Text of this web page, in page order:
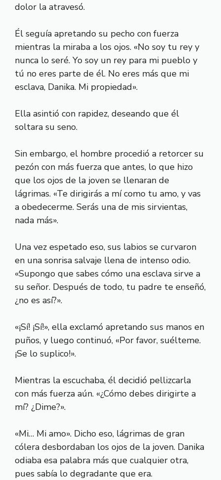
dolor la atravesó.
Él seguía apretando su pecho con fuerza
mientras la miraba a los ojos. «No soy tu rey y
nunca lo seré. Yo soy un rey para mi pueblo y
tú no eres parte de él. No eres más que mi
esclava, Danika. Mi propiedad».
Ella asintió con rapidez, deseando que él
soltara su seno.
Sin embargo, el hombre procedió a retorcer su
pezón con más fuerza que antes, lo que hizo
que los ojos de la joven se llenaran de
lágrimas. «Te dirigirás a mí como tu amo, y vas
a obedecerme. Serás una de mis sirvientas,
nada más».
Una vez espetado eso, sus labios se curvaron
en una sonrisa salvaje llena de intenso odio.
«Supongo que sabes cómo una esclava sirve a
su señor. Después de todo, tu padre te enseñó,
¿no es así?».
«¡Sí! ¡Sí!», ella exclamó apretando sus manos en
puños, y luego continuó, «Por favor, suélteme.
¡Se lo suplico!».
Mientras la escuchaba, él decidió pellizcarla
con más fuerza aún. «¿Cómo debes dirigirte a
mí? ¿Dime?».
«Mi… Mi amo». Dicho eso, lágrimas de gran
cólera desbordaban los ojos de la joven. Danika
odiaba esa palabra más que cualquier otra,
pues sabía lo degradante que era.